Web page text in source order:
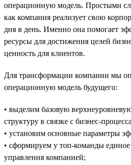
операционную модель. Простыми
как компания реализует свою
дня в день. Именно она помогает
ресурсы для достижения целей
ценность для клиентов.
Для трансформации компании мы
операционную модель будущего:
• выделим базовую
структуру в связке с бизнес-
• установим основные параметры
• сформируем у топ-команды
управления компанией;